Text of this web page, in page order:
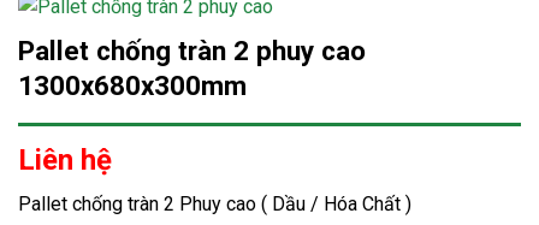
Pallet chống tràn 2 phuy cao
1300x680x300mm
Liên hệ
Pallet chống tràn 2 Phuy cao ( Dầu / Hóa Chất )